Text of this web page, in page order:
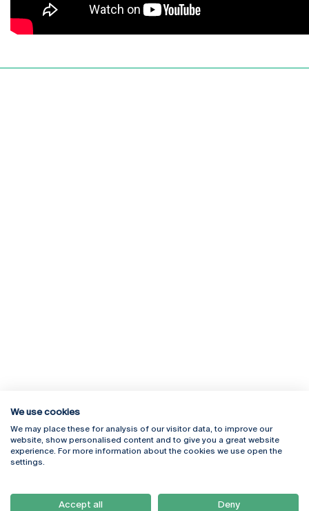
Rua Diogo Botelho 1327
4169-005 Porto
+351 226 196 240
Campus Online
Webmail
Como Chegar
We use cookies
We may place these for analysis of our visitor data, to improve our
website, show personalised content and to give you a great website
experience. For more information about the cookies we use open the
settings.
Accept all Deny